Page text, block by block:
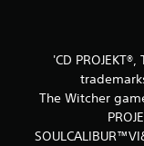
'CD
The Witcher